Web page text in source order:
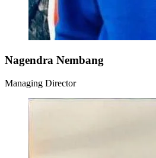
Nagendra Nembang
Managing Director